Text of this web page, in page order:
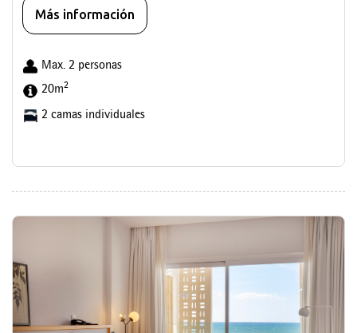
Más información
Max. 2 personas
20m2
2 camas individuales